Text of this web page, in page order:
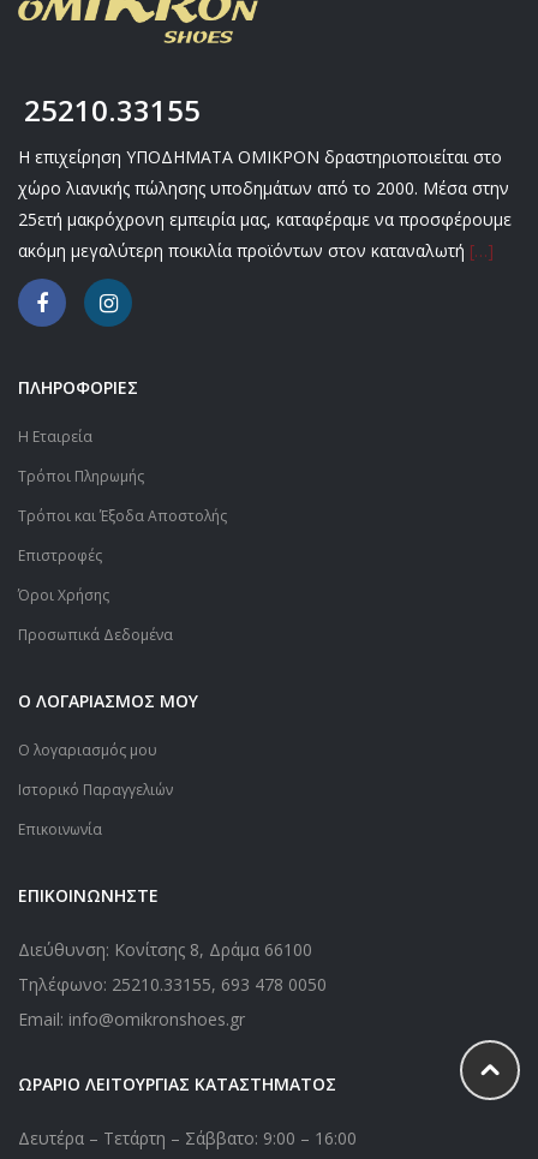
25210.33155
Η επιχείρηση ΥΠΟΔΗΜΑΤΑ ΟΜΙΚΡΟΝ δραστηριοποιείται στο
χώρο λιανικής πώλησης υποδημάτων από το 2000. Μέσα στην
25ετή μακρόχρονη εμπειρία μας, καταφέραμε να προσφέρουμε
ακόμη μεγαλύτερη ποικιλία προϊόντων στον καταναλωτή […]
ΠΛΗΡΟΦΟΡΙΕΣ
Η Εταιρεία
Τρόποι Πληρωμής
Τρόποι και Έξοδα Αποστολής
Επιστροφές
Όροι Χρήσης
Προσωπικά Δεδομένα
Ο ΛΟΓΑΡΙΑΣΜΟΣ ΜΟΥ
Ο λογαριασμός μου
Ιστορικό Παραγγελιών
Επικοινωνία
ΕΠΙΚΟΙΝΩΝΗΣΤΕ
Διεύθυνση: Κονίτσης 8, Δράμα 66100
Τηλέφωνο: 25210.33155, 693 478 0050
Email: info@omikronshoes.gr
ΩΡΑΡΙΟ ΛΕΙΤΟΥΡΓΙΑΣ ΚΑΤΑΣΤΗΜΑΤΟΣ
Δευτέρα – Τετάρτη – Σάββατο: 9:00 – 16:00